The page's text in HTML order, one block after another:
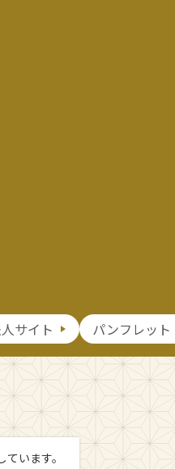
サイト パンフレット
います。